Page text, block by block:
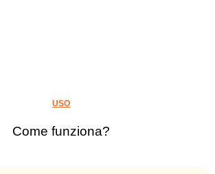
USO
Come funziona?